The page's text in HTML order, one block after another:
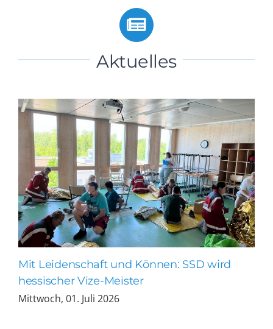
Aktuelles
Mit Leidenschaft und Können: SSD wird
hessischer Vize-Meister
Mittwoch, 01. Juli 2026